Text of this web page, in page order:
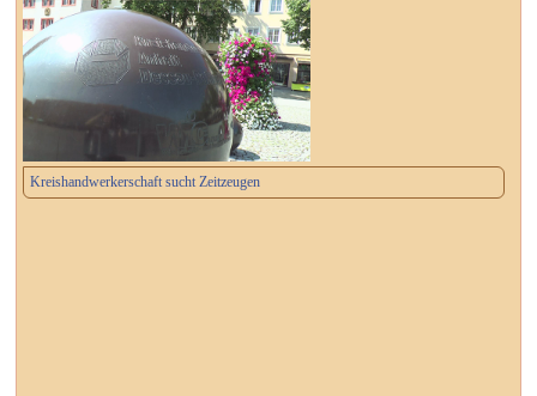
Kreishandwerkerschaft sucht Zeitzeugen